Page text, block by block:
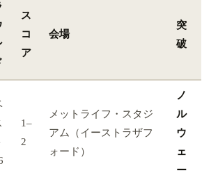
ス
コ
ア
会場
突
破
1–
2
メットライフ・スタジ
アム（イーストラザフ
ォード）
ノ
ル
ウ
ェ
ー